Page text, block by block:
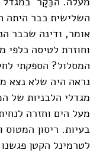
השלישית כבר היתה
אומר, ודינה שכבר
וחוזרת לטיסה
המסלול? הספקתי
נראה היה שלא נצא
מגדלי הלבניות של
מעל הים וחזרה
בעיות. ריסון
לטרמינל הקטן